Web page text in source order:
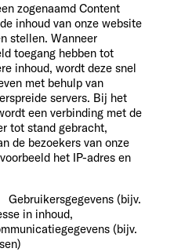
zogenaamd Content
inhoud van onze website
stellen. Wanneer
toegang hebben tot
inhoud, wordt deze snel
met behulp van
servers. Bij het
een verbinding met de
tot stand gebracht,
de bezoekers van onze
het IP-adres en
Gebruikersgegevens (bijv.
in inhoud,
(bijv.